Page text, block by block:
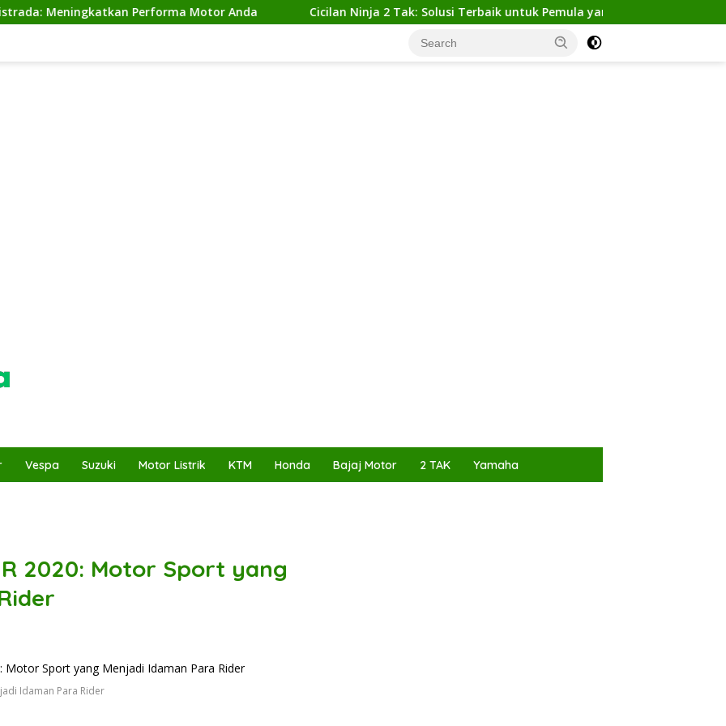
Performa Motor Anda Cicilan Ninja 2 Tak: Solusi Terbaik untuk Pemula yang Ingin Tampil Gagah
Vespa Suzuki Motor Listrik KTM Honda Bajaj Motor 2 TAK Yamaha
R 2020: Motor Sport yang
Idaman Para Rider